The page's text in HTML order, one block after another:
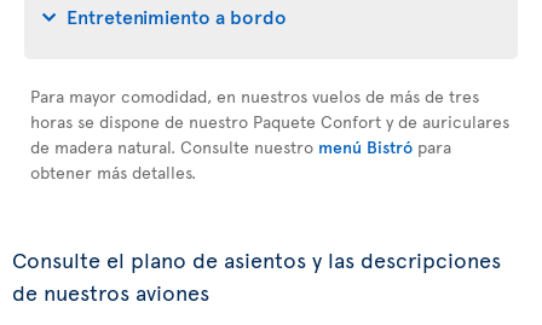
Entretenimiento a bordo
Para mayor comodidad, en nuestros vuelos de más de tres
horas se dispone de nuestro Paquete Confort y de auriculares
de madera natural. Consulte nuestro menú Bistró para
obtener más detalles.
Consulte el plano de asientos y las descripciones
de nuestros aviones